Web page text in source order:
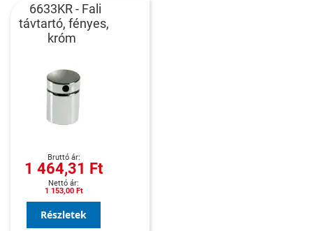
6633KR - Fali
távtartó, fényes,
króm
1 464,31 Ft
1 153,00 Ft
Részletek